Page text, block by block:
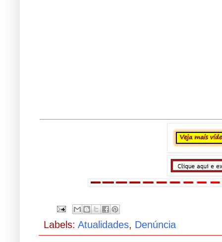
Labels: Atualidades, Denúncia